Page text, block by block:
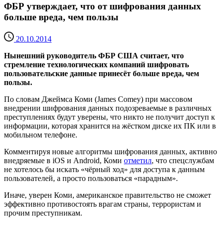
ФБР утверждает, что от шифрования данных
больше вреда, чем пользы
20.10.2014
Нынешний руководитель ФБР США считает, что
стремление технологических компаний шифровать
пользовательские данные принесёт больше вреда, чем
пользы.
По словам Джеймса Коми (James Comey) при массовом
внедрении шифрования данных подозреваемые в различных
преступлениях будут уверены, что никто не получит доступ к
информации, которая хранится на жёстком диске их ПК или в
мобильном телефоне.
Комментируя новые алгоритмы шифрования данных, активно
внедряемые в iOS и Android, Коми отметил, что спецслужбам
не хотелось бы искать «чёрный ход» для доступа к данным
пользователей, а просто пользоваться «парадным».
Иначе, уверен Коми, американское правительство не сможет
эффективно противостоять врагам страны, террористам и
прочим преступникам.